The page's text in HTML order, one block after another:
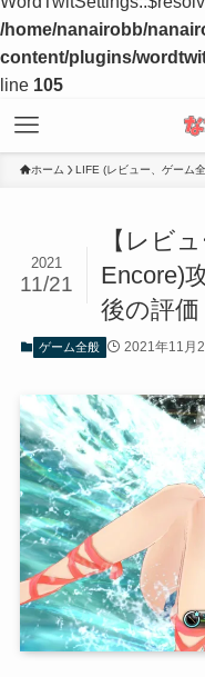
/home/nanairobb/
content/plugins/
line 105
ホーム LIFE (レビュー、ゲーム
【レビ
Encore)
後の評
2021
11/21
ゲーム全般 2021年11月